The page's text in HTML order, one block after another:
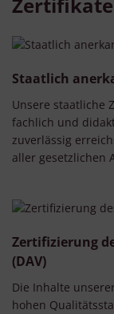
Staatlich
Unsere staatliche
fachlich und
zuverlässig
aller gesetzlichen
Zertifizierung
(DAV)
Die Inhalte
hohen